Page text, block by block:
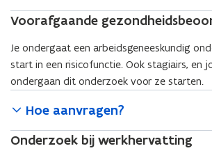
Voorafgaande
Je ondergaat een arbeidsgeneeskundig
start in een risicofunctie. Ook stagiairs, en
ondergaan dit onderzoek voor ze starten.
Hoe aanvragen?
Onderzoek bij werkhervatting